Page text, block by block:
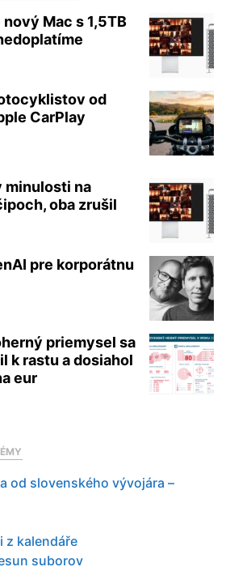
Mac s 1,5TB
od
CarPlay
minulosti na
oba zrušil
pre korporátnu
priemysel sa
k rastu a dosiahol
eur
od slovenského vývojára –
z kalendáře
suborov